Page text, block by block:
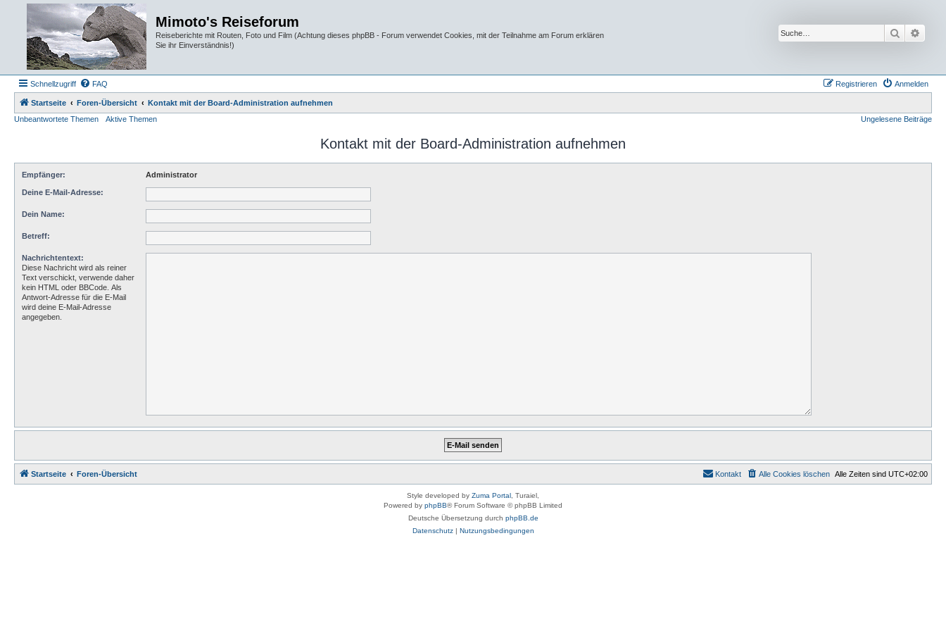
Mimoto's Reiseforum
Reiseberichte mit Routen, Foto und Film (Achtung dieses phpBB - Forum verwendet Cookies, mit der Teilnahme am Forum erklären
Sie ihr Einverständnis!)
Suche
Schnellzugriff FAQ Anmelden
Registrieren
Startseite Foren-Übersicht
Kontakt mit der Board-Administration aufnehmen
Unbeantwortete Themen
Aktive Themen Ungelesene Beiträge
Kontakt mit der Board-Administration aufnehmen
Empfänger: Administrator
Deine E-Mail-Adresse:
Dein Name:
Betreff:
Nachrichtentext:
Diese Nachricht wird als reiner
Text verschickt, verwende daher
kein HTML oder BBCode. Als
Antwort-Adresse für die E-Mail
wird deine E-Mail-Adresse
angegeben.
Startseite Foren-Übersicht Alle Zeiten sind UTC+02:00
Alle Cookies löschen
Kontakt
Style developed by Zuma Portal , Turaiel,
Powered by phpBB® Forum Software © phpBB Limited
Deutsche Übersetzung durch phpBB.de
Datenschutz| Nutzungsbedingungen